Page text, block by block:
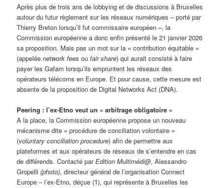
Après plus de trois ans de lobbying et de discussions à Bruxelles
autour du futur règlement sur les réseaux numériques – porté par
Thierry Breton lorsqu’il fut commissaire européen –, la
Commission européenne a donc enfin présenté le 21 janvier 2026
sa proposition. Mais pas un mot sur la « contribution équitable »
(appeléenetwork fees oufair share) qui aurait consisté à faire
payer les Gafam lorsqu’ils empruntent les réseaux des
opérateurs télécoms en Europe. Et pour cause, cette mesure est
absente de la proposition de Digital Networks Act (DNA).
Peering : l’ex-Etno veut un « arbitrage obligatoire »
A la place, la Commission européenne propose un nouveau
mécanisme dite « procédure de conciliation volontaire »
(voluntary conciliation procedure) afin de permettre aux
plateformes et aux opérateurs de réseaux de s’entendre en cas
de différends. Contacté parEdition Multimédi@, Alessandro
Gropelli(photo), directeur général de l’organisation Connect
Europe – l’ex-Etno, déçue (1), qui représente à Bruxelles les